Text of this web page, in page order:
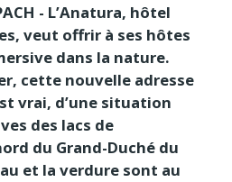
- L’Anatura, hôtel
veut offrir à ses hôtes
dans la nature.
cette nouvelle adresse
vrai, d’une situation
des lacs de
du Grand-Duché du
et la verdure sont au